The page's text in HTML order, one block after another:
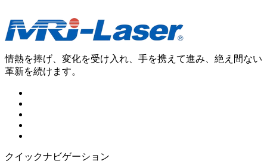
情熱を捧げ、変化を受け入れ、手を携えて進み、絶え間ない
革新を続けます。
クイックナビゲーション